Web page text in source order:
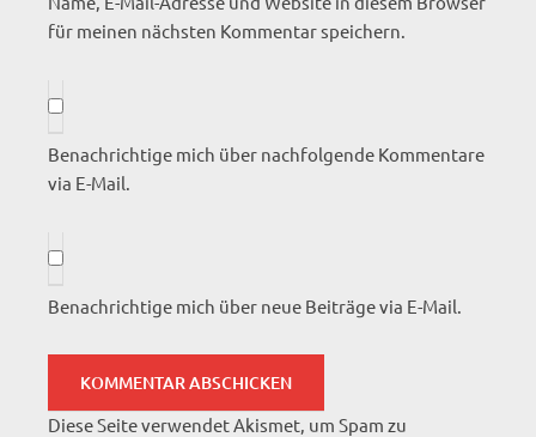
für meinen nächsten Kommentar speichern.
Benachrichtige mich über nachfolgende Kommentare
via E-Mail.
Benachrichtige mich über neue Beiträge via E-Mail.
Diese Seite verwendet Akismet, um Spam zu